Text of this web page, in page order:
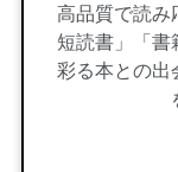
高品質で読み
短読書」「書
彩る本との出